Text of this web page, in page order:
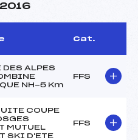
Cat.
DES ALPES
NH-5 Km
FFS
COUPE
MUTUEL
SKI D'ETE
FFS